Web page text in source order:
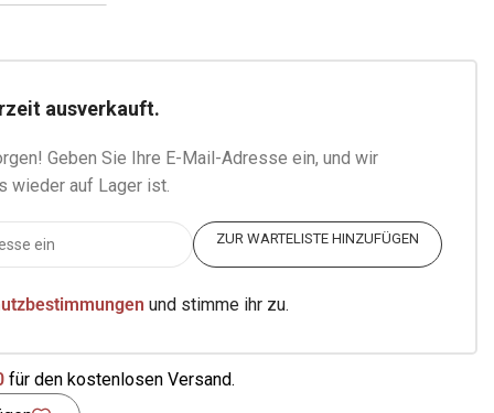
ausverkauft.
Geben Sie Ihre E-Mail-Adresse ein, und wir
wieder auf Lager ist.
ZUR WARTELISTE HINZUFÜGEN
und stimme ihr zu.
für den kostenlosen Versand.